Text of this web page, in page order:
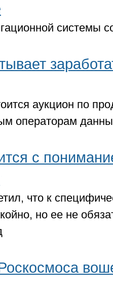
системы
аукцион по
операторам
с
что к
но ее не